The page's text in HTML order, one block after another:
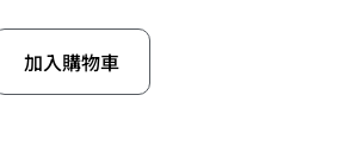
加入購物車